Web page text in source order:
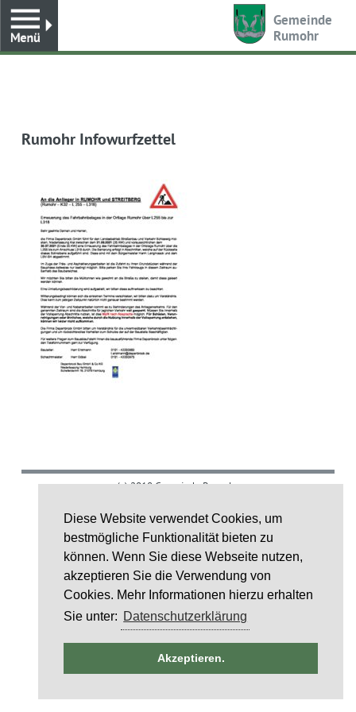
Diese Website verwendet Cookies, um
bestmögliche Funktionalität bieten zu
können. Wenn Sie diese Webseite nutzen,
akzeptieren Sie die Verwendung von
Cookies. Mehr Informationen hierzu erhalten
Sie unter: Datenschutzerklärung
Akzeptieren.
Gemeinde
Rumohr
Rumohr Infowurfzettel
(c) 2018 Gemeinde Rumohr.
Layoutcredit by HTML5 UP